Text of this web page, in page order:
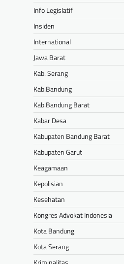
Info Legislatif
Insiden
International
Jawa Barat
Kab. Serang
Kab.Bandung
Kab.Bandung Barat
Kabar Desa
Kabupaten Bandung Barat
Kabupaten Garut
Keagamaan
Kepolisian
Kesehatan
Kongres Advokat Indonesia
Kota Bandung
Kota Serang